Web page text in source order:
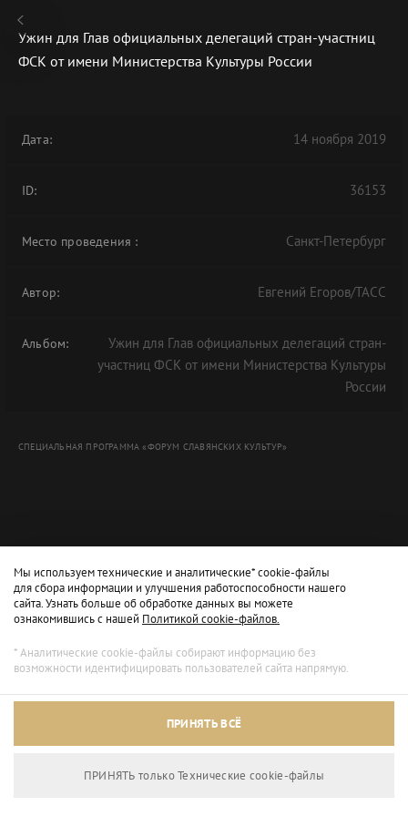
В АРХИВЕ
Архивный режим
Ужин для Глав официальных делегаций стран-участниц
ФСК от имени Министерства Культуры России
Дата: 14 ноября 2019
ID: 36153
Место проведения : Санкт-Петербург
Автор: Евгений Егоров/ТАСС
Альбом:
Ужин для Глав официальных делегаций стран-
участниц ФСК от имени Министерства Культуры
России
СПЕЦИАЛЬНАЯ ПРОГРАММА «ФОРУМ СЛАВЯНСКИХ КУЛЬТУР»
Мы используем технические и аналитические* cookie-файлы
для сбора информации и улучшения работоспособности нашего
сайта. Узнать больше об обработке данных вы можете
ознакомившись с нашей Политикой cookie-файлов.
* Аналитические cookie-файлы собирают информацию без
возможности идентифицировать пользователей сайта напрямую.
ПРИНЯТЬ ВСЁ
ПРИНЯТЬ только Технические сookie-файлы